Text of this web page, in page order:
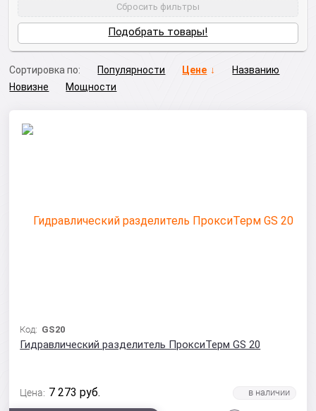
Подобрать товары!
Сбросить фильтры
Сортировка по: Популярности Цене
Названию
Новизне
Мощности
Код: GS20
Гидравлический разделитель ПроксиТерм GS 20
Цена: 7 273 руб.